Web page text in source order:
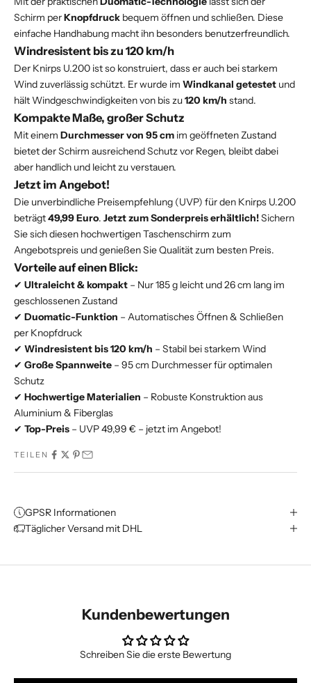
Schirm perKnopfdruck bequem öffnen und schließen. Diese
einfache Handhabung macht ihn besonders benutzerfreundlich.
Windresistent bis zu 120 km/h
Der Knirps U.200 ist so konstruiert, dass er auch bei starkem
Wind zuverlässig schützt. Er wurde im Windkanal getestet und
hält Windgeschwindigkeiten von bis zu120 km/h stand.
Kompakte Maße, großer Schutz
Mit einem Durchmesser von 95 cm im geöffneten Zustand
bietet der Schirm ausreichend Schutz vor Regen, bleibt dabei
aber handlich und leicht zu verstauen.
Jetzt im Angebot!
Die unverbindliche Preisempfehlung (UVP) für den Knirps U.200
beträgt49,99 Euro. Jetzt zum Sonderpreis erhältlich!Sichern
Sie sich diesen hochwertigen Taschenschirm zum
Angebotspreis und genießen Sie Qualität zum besten Preis.
Vorteile auf einen Blick:
✔ Ultraleicht & kompakt – Nur 185 g leicht und 26 cm lang im
geschlossenen Zustand
✔ Duomatic-Funktion – Automatisches Öffnen & Schließen
per Knopfdruck
✔ Windresistent bis 120 km/h – Stabil bei starkem Wind
✔ Große Spannweite – 95 cm Durchmesser für optimalen
Schutz
✔ Hochwertige Materialien – Robuste Konstruktion aus
Aluminium & Fiberglas
✔ Top-Preis – UVP 49,99 € – jetzt im Angebot!
TEILEN
GPSR Informationen
Täglicher Versand mit DHL
Kundenbewertungen
Schreiben Sie die erste Bewertung